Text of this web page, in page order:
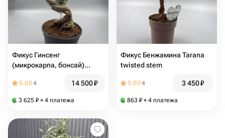
Фикус Гинсенг
(микрокарпа, бонсай)
5.004 14 500₽
3 625 ₽ × 4 платежа
Фикус Бенжамина Tarana
twisted stem
5.004 3 450₽
863 ₽ × 4 платежа